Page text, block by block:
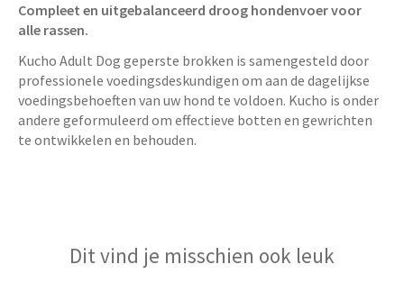
Compleet en uitgebalanceerd droog hondenvoer voor
alle rassen.
Kucho Adult Dog geperste brokken is samengesteld door
professionele voedingsdeskundigen om aan de dagelijkse
voedingsbehoeften van uw hond te voldoen. Kucho is onder
andere geformuleerd om effectieve botten en gewrichten
te ontwikkelen en behouden.
Dit vind je misschien ook leuk